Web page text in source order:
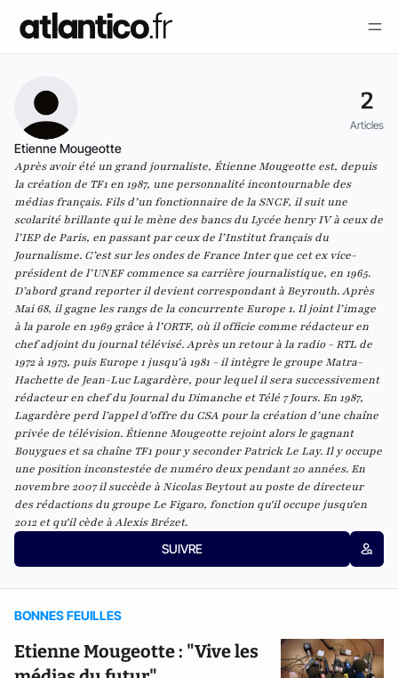
2
Articles
Etienne Mougeotte
Après avoir été un grand journaliste, Étienne Mougeotte est, depuis
la création de TF1 en 1987, une personnalité incontournable des
médias français. Fils d’un fonctionnaire de la SNCF, il suit une
scolarité brillante qui le mène des bancs du Lycée henry IV à ceux de
l’IEP de Paris, en passant par ceux de l’Institut français du
Journalisme. C’est sur les ondes de France Inter que cet ex vice-
président de l’UNEF commence sa carrière journalistique, en 1965.
D’abord grand reporter il devient correspondant à Beyrouth. Après
Mai 68, il gagne les rangs de la concurrente Europe 1. Il joint l’image
à la parole en 1969 grâce à l’ORTF, où il officie comme rédacteur en
chef adjoint du journal télévisé. Après un retour à la radio - RTL de
1972 à 1973, puis Europe 1 jusqu’à 1981 - il intègre le groupe Matra-
Hachette de Jean-Luc Lagardère, pour lequel il sera successivement
rédacteur en chef du Journal du Dimanche et Télé 7 Jours. En 1987,
Lagardère perd l’appel d’offre du CSA pour la création d’une chaîne
privée de télévision. Étienne Mougeotte rejoint alors le gagnant
Bouygues et sa chaîne TF1 pour y seconder Patrick Le Lay. Il y occupe
une position inconstestée de numéro deux pendant 20 années. En
novembre 2007 il succède à Nicolas Beytout au poste de directeur
des rédactions du groupe Le Figaro, fonction qu'il occupe jusqu'en
2012 et qu'il cède à Alexis Brézet.
SUIVRE
BONNES FEUILLES
Etienne Mougeotte : "Vive les